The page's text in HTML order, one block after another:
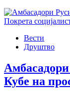
Вести
Друштво
Кубе на